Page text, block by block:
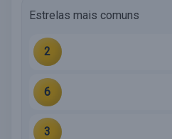
Estrelas mais comuns
2
6
3